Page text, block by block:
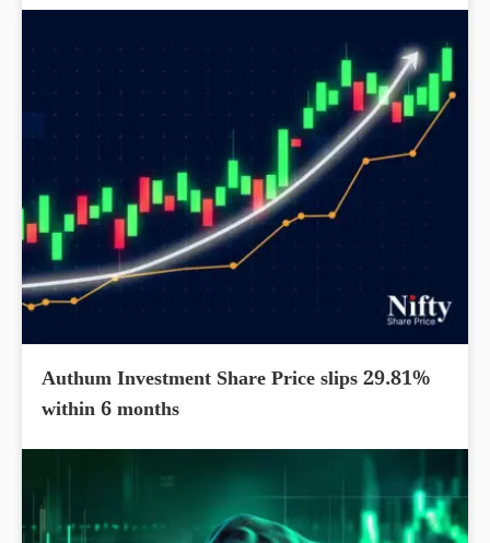
Authum Investment Share Price slips 29.81%
within 6 months